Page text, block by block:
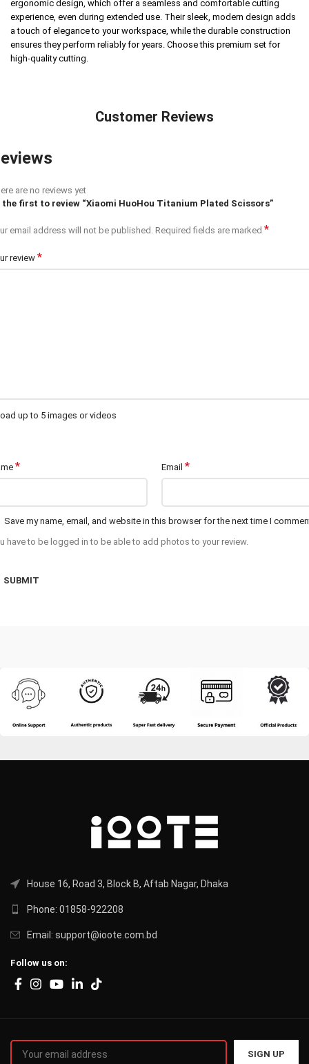
ergonomic design, which offer a seamless and comfortable cutting
experience, even during extended use. Their sleek, modern design adds
a touch of elegance to your workspace, while the durable construction
ensures they perform reliably for years. Choose this premium set for
high-quality cutting.
Customer Reviews
are no reviews yet
the first to review “Xiaomi HuoHou Titanium Plated Scissors”
email address will not be published. Required fields are marked *
review *
up to 5 images or videos
* Email *
Save my name, email, and website in this browser for the next time I
have to be logged in to be able to add photos to your review.
House 16, Road 3, Block B, Aftab Nagar, Dhaka
Phone: 01858-922208
Email: support@ioote.com.bd
Follow us on: